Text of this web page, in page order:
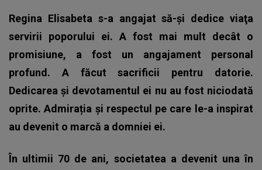
Regina Elisabeta s-a angajat să-şi dedice viaţa
servirii poporului ei. A fost mai mult decât o
promisiune, a fost un angajament personal
profund. A făcut sacrificii pentru datorie.
Dedicarea și devotamentul ei nu au fost niciodată
oprite. Admirația și respectul pe care le-a inspirat
au devenit o marcă a domniei ei.
În ultimii 70 de ani, societatea a devenit una în